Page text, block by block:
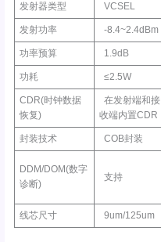
发射器类型 VCSEL
发射功率 -8.4~2.4dBm
功率预算 1.9dB
功耗 ≤2.5W
CDR(时钟数据
恢复)
在发射端和接
收端内置CDR
封装技术 COB封装
DDM/DOM(数字
诊断)
支持
线芯尺寸 9um/125um